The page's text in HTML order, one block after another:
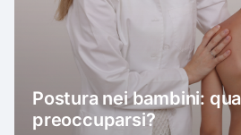
Postura nei bambini:
preoccuparsi?